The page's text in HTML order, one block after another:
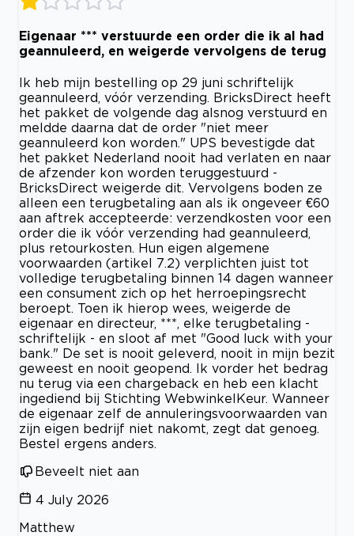
Eigenaar *** verstuurde een order die ik al had
geannuleerd, en weigerde vervolgens de terug
Ik heb mijn bestelling op 29 juni schriftelijk
geannuleerd, vóór verzending. BricksDirect heeft
het pakket de volgende dag alsnog verstuurd en
meldde daarna dat de order "niet meer
geannuleerd kon worden." UPS bevestigde dat
het pakket Nederland nooit had verlaten en naar
de afzender kon worden teruggestuurd -
BricksDirect weigerde dit. Vervolgens boden ze
alleen een terugbetaling aan als ik ongeveer €60
aan aftrek accepteerde: verzendkosten voor een
order die ik vóór verzending had geannuleerd,
plus retourkosten. Hun eigen algemene
voorwaarden (artikel 7.2) verplichten juist tot
volledige terugbetaling binnen 14 dagen wanneer
een consument zich op het herroepingsrecht
beroept. Toen ik hierop wees, weigerde de
eigenaar en directeur, ***, elke terugbetaling -
schriftelijk - en sloot af met "Good luck with your
bank." De set is nooit geleverd, nooit in mijn bezit
geweest en nooit geopend. Ik vorder het bedrag
nu terug via een chargeback en heb een klacht
ingediend bij Stichting WebwinkelKeur. Wanneer
de eigenaar zelf de annuleringsvoorwaarden van
zijn eigen bedrijf niet nakomt, zegt dat genoeg.
Bestel ergens anders.
Beveelt niet aan
4 July 2026
Matthew